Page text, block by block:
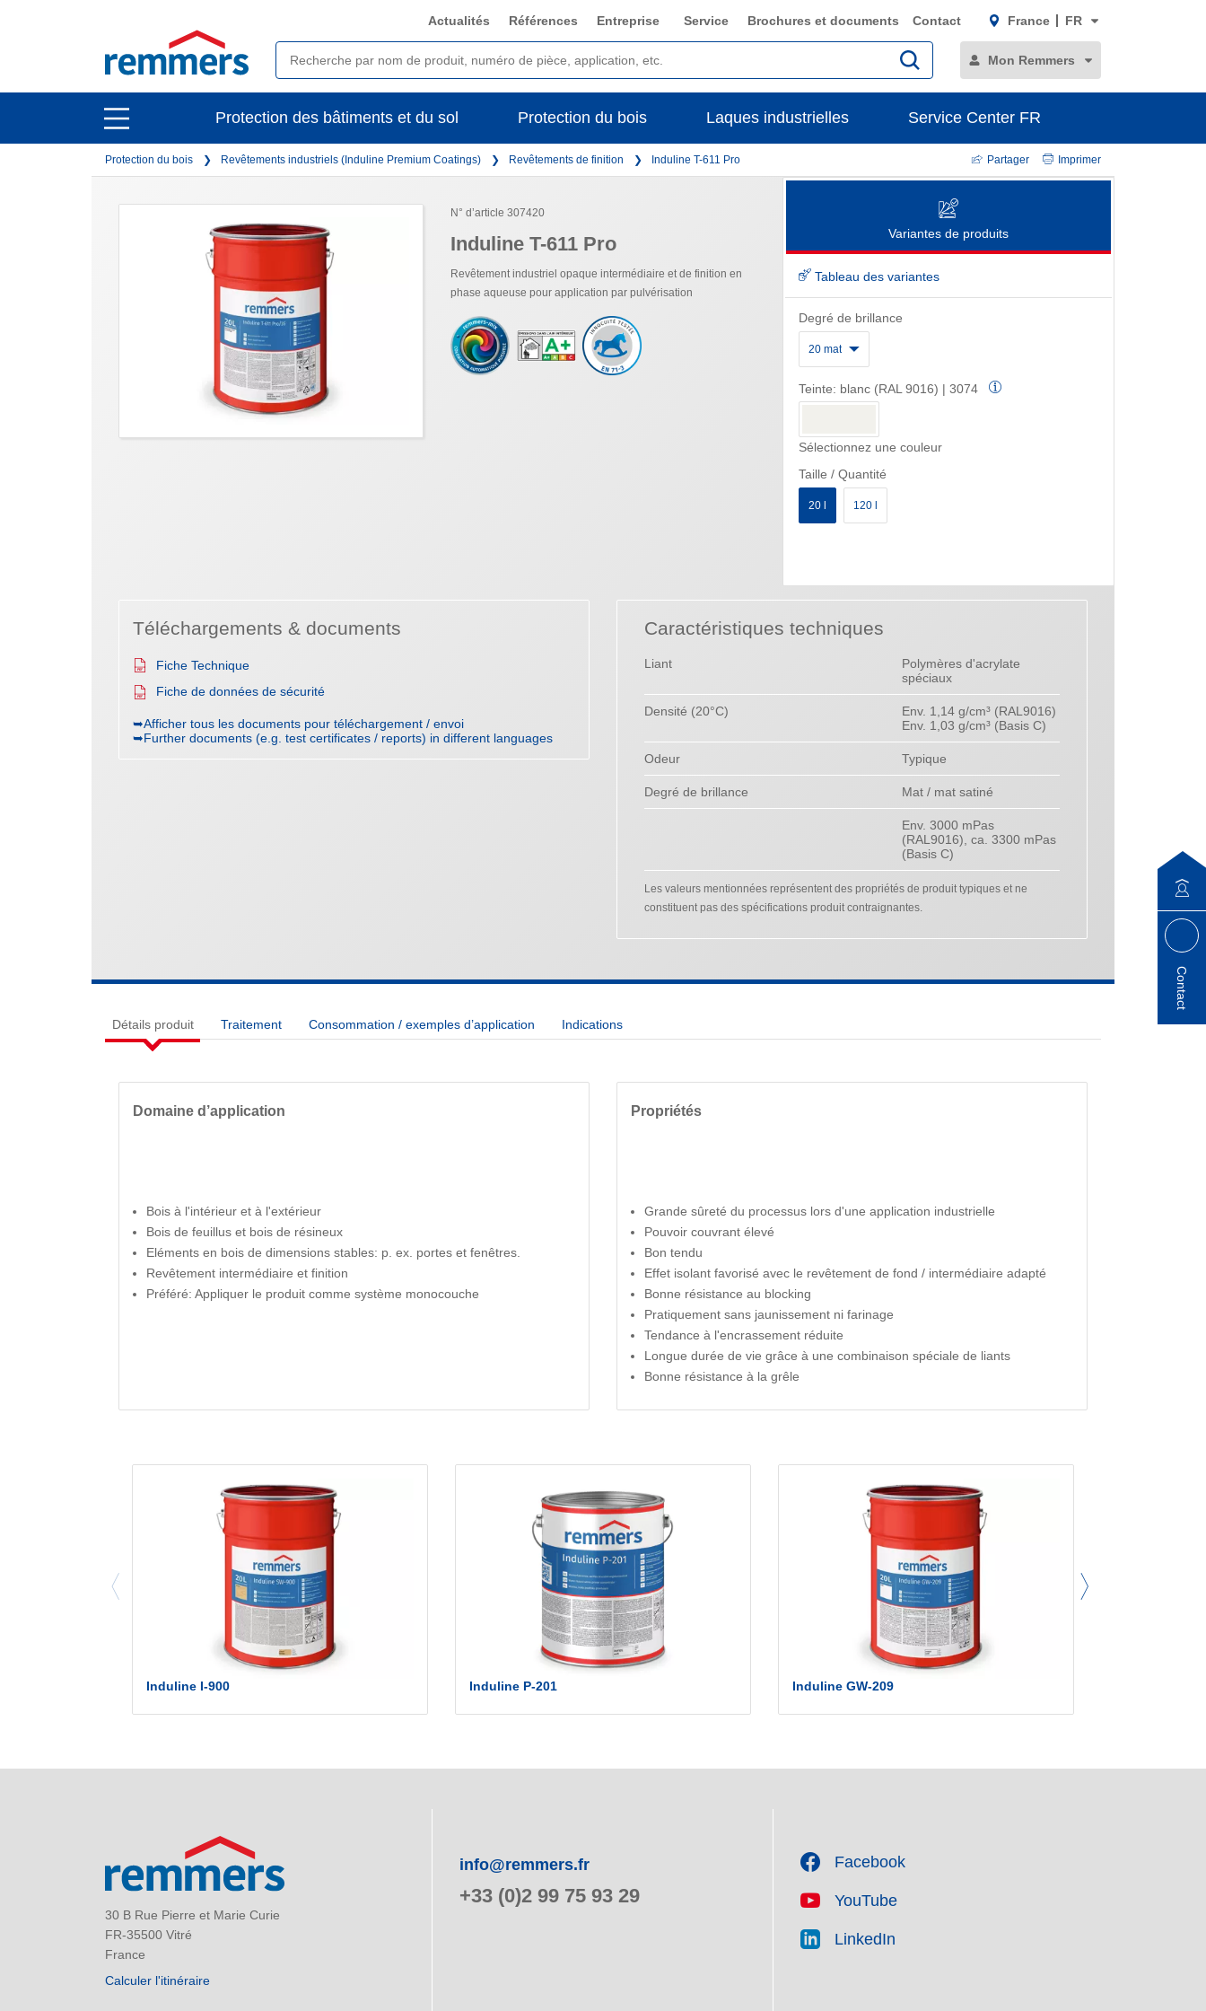
open
main
navigation
Actualités Références Entreprise Service Brochures et documents Contact France FR
Mon Remmers
open
main
Protection des bâtiments et du sol Protection du bois Laques industrielles Service Center FR
Protection du bois Revêtements industriels (Induline Premium Coatings) Revêtements de finition Induline T-611 Pro Partager Imprimer
N° d’article 307420
Induline T-611 Pro
Revêtement industriel opaque intermédiaire et de finition en
phase aqueuse pour application par pulvérisation
Variantes de produits
Tableau des variantes
Degré de brillance
20 mat
Teinte: blanc (RAL 9016) | 3074
Sélectionnez une couleur
Taille / Quantité
20 l 120 l
Téléchargements & documents
Fiche Technique
Fiche de données de sécurité
➥Afficher tous les documents pour téléchargement / envoi
➥Further documents (e.g. test certificates / reports) in different languages
Caractéristiques techniques
Liant
Polymères d'acrylate
spéciaux
Densité (20°C)
Env. 1,14 g/cm³ (RAL9016)
Env. 1,03 g/cm³ (Basis C)
Odeur Typique
Degré de brillance Mat / mat satiné
Env. 3000 mPas
(RAL9016), ca. 3300 mPas
(Basis C)
Les valeurs mentionnées représentent des propriétés de produit typiques et ne
constituent pas des spécifications produit contraignantes.
Détails produit Traitement Consommation / exemples d’application Indications
Domaine d’application
Bois à l'intérieur et à l'extérieur
Bois de feuillus et bois de résineux
Eléments en bois de dimensions stables: p. ex. portes et fenêtres.
Revêtement intermédiaire et finition
Préféré: Appliquer le produit comme système monocouche
Propriétés
Grande sûreté du processus lors d'une application industrielle
Pouvoir couvrant élevé
Bon tendu
Effet isolant favorisé avec le revêtement de fond / intermédiaire adapté
Bonne résistance au blocking
Pratiquement sans jaunissement ni farinage
Tendance à l'encrassement réduite
Longue durée de vie grâce à une combinaison spéciale de liants
Bonne résistance à la grêle
Induline I-900 Induline P-201 Induline GW-209
30 B Rue Pierre et Marie Curie
FR-35500 Vitré
France
Calculer l'itinéraire
info@remmers.fr
+33 (0)2 99 75 93 29
Facebook
YouTube
LinkedIn
Contact